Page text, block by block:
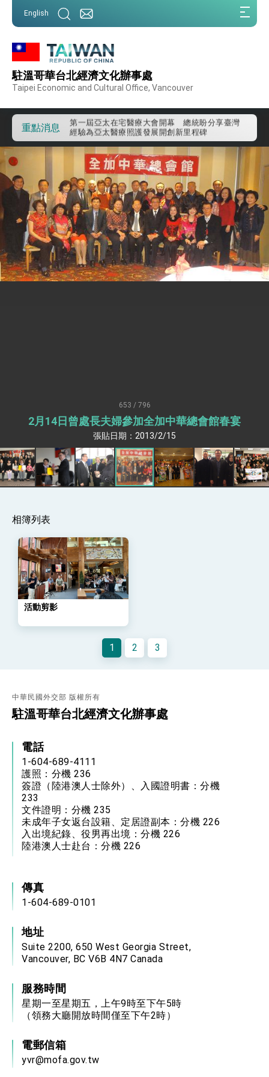
English
駐溫哥華台北經濟文化辦事處
Taipei Economic and Cultural Office, Vancouver
重點消息
外交部重要言論
我國政府將在美國亞利桑納州設立「駐鳳凰城辦
事處」，進一步深化台美交流合作
經驗為亞太醫療照護發展開創新里程碑
外交部發布WHA文宣影片「台灣醫療點亮世界」
及「台灣智慧醫療與健康產業展」預告短片，向
世界展現台灣守護全球健康的創新能量
總統出訪史瓦帝尼返國談話 強調臺灣人有權利
走向世界 盼與理念相近國家共同維護國際秩序
堅定走向世界 賴總統抵達史瓦帝尼王國進行國是
訪問
總統與五院院長新春茶敘 盼化分歧為團結、為
國家邁出合作第一步
總統農曆春節談話
台美貿易協議完成簽署達成6大目標、創5大歷史
性突破 總統強調將以3大面向加速臺灣經濟轉型
升級 籲請立院全力支持並盡速通過
臺美簽署「對等貿易協定」確立對等關稅15%且不
疊加 我輸美2072項產品豁免對等關稅
述印太安全局勢，籲深化台印尼半導體供應鏈合
作
副總統接見美參議員蓋耶哥 強調美國是臺灣重
要合作夥伴
外交部長林佳龍午宴歡迎美國聯邦參議員蓋耶哥
訪問團
外交部長林佳龍接見美國智庫「德國馬歇爾基金
會」訪問團一行，深化跨大西洋戰略夥伴關係
臺美經貿談判獲階段性成果 卓揆期勉爭取時間完
外交部與數位發展部攜手合作，整合台灣雄厚數
位實力，達成固邦榮邦目標
外交部長林佳龍主持第35次「參與亞太經濟合作
策略小組」跨部會會議
民調顯示多數國人滿意政府外交表現，高度支持
「總合外交」與台歐美日關係深化
會 強調以實力守護台海和平 以決心掌握國家
團結 迎風轉型 穩健前行
賴總統就職演說影片
外交部重要言論
我國政府將在美國亞利桑納州設立「駐鳳凰城辦
事處」，進一步深化台美交流合作
653 / 796
2月14日曾處長夫婦參加全加中華總會館春宴
張貼日期：2013/2/15
相簿列表
活動剪影
1 2 3
中華民國外交部 版權所有
駐溫哥華台北經濟文化辦事處
電話
1-604-689-4111
護照：分機 236
簽證（陸港澳人士除外）、入國證明書：分機
233
文件證明：分機 235
未成年子女返台設籍、定居證副本：分機 226
入出境紀錄、役男再出境：分機 226
陸港澳人士赴台：分機 226
傳真
1-604-689-0101
地址
Suite 2200, 650 West Georgia Street,
Vancouver, BC V6B 4N7 Canada
服務時間
星期一至星期五，上午9時至下午5時
（領務大廳開放時間僅至下午2時）
電郵信箱
yvr@mofa.gov.tw